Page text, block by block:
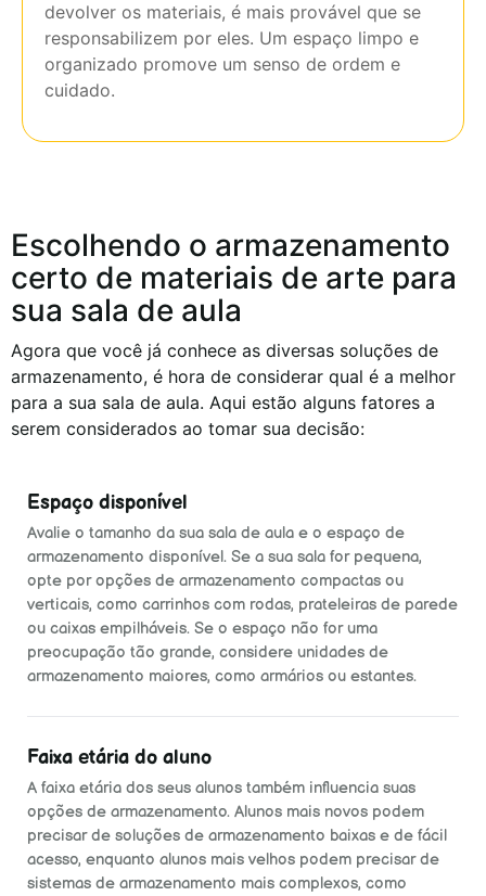
devolver os materiais, é mais provável que se
responsabilizem por eles. Um espaço limpo e
organizado promove um senso de ordem e
cuidado.
Escolhendo o armazenamento
certo de materiais de arte para
sua sala de aula
Agora que você já conhece as diversas soluções de
armazenamento, é hora de considerar qual é a melhor
para a sua sala de aula. Aqui estão alguns fatores a
serem considerados ao tomar sua decisão:
Espaço disponível
Avalie o tamanho da sua sala de aula e o espaço de
armazenamento disponível. Se a sua sala for pequena,
opte por opções de armazenamento compactas ou
verticais, como carrinhos com rodas, prateleiras de parede
ou caixas empilháveis. Se o espaço não for uma
preocupação tão grande, considere unidades de
armazenamento maiores, como armários ou estantes.
Faixa etária do aluno
A faixa etária dos seus alunos também influencia suas
opções de armazenamento. Alunos mais novos podem
precisar de soluções de armazenamento baixas e de fácil
acesso, enquanto alunos mais velhos podem precisar de
sistemas de armazenamento mais complexos, como